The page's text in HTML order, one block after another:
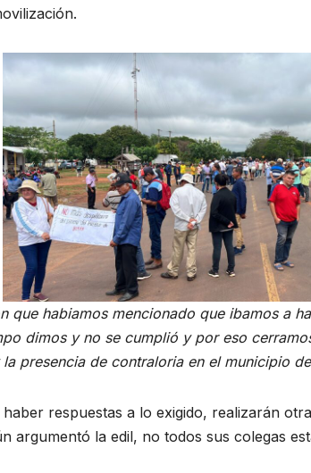
que habiamos mencionado que ibamos a
dimos y no se cumplió y por eso
presencia de contraloria en el municipio
respuestas a lo exigido, realizarán
argumentó la edil, no todos sus colegas